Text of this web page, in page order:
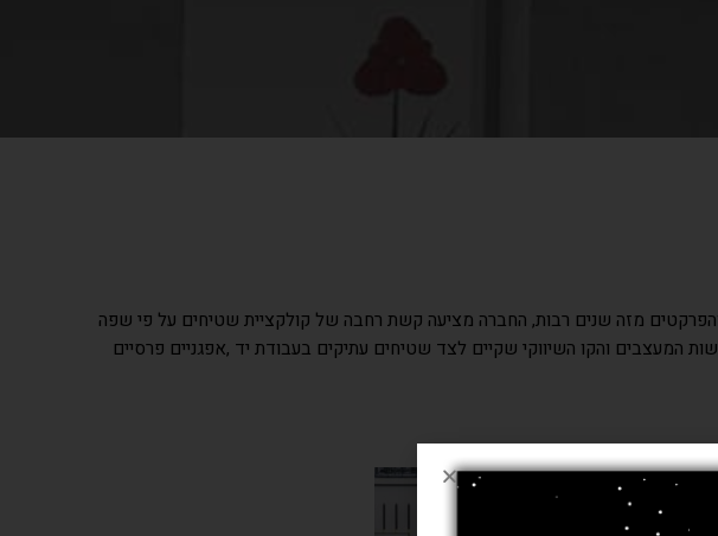
מזה שנים רבות, החברה מציעה קשת רחבה של קולקציית שטיחים על פי שפה
המעצבים והקו השיווקי שקיים לצד שטיחים עתיקים בעבודת יד ,אפגניים פרסיים